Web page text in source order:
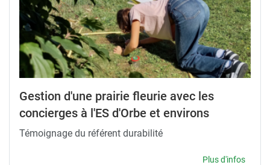
Gestion d'une prairie fleurie avec les
concierges à l'ES d'Orbe et environs
Témoignage du référent durabilité
Plus d'infos